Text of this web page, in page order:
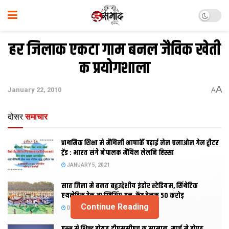
हर जिलाक एकटा गाम बनल जैविक खेती
क प्रयोगशाला
January 22, 2010 AA
दोसर समाचार
प्राथमिक शि‍क्षा मे मैथि‍ली भाषाकेँ पढ़ाई लेल चलाओल गेल ट्वीटर
ट्रेंड : भारत संगे नेपालक मैथिल लेलनि हिस्सा
JANUARY 5, 2021
सात जिला मे बनत बहुउद्देशीय इंडोर स्‍टेडि‍यम, सिंथेटिक
एथलेटिक ट्रेक आ स्विमिंग पुल, केंद्र देलक 50 करोड़
DECEMBER 26, 2020
Continue Reading